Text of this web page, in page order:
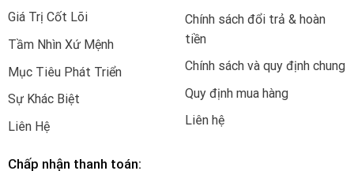
Giá Trị Cốt Lõi
Tầm Nhìn Xứ Mệnh
Mục Tiêu Phát Triển
Sự Khác Biệt
Liên Hệ
Chính sách đổi trả & hoàn
tiền
Chính sách và quy định chung
Quy định mua hàng
Liên hệ
Chấp nhận thanh toán: